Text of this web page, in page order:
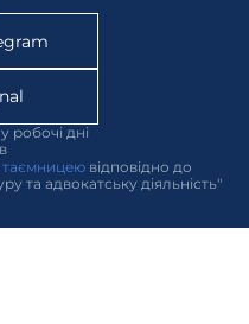
робочі дні
таємницею відповідно до
та адвокатську діяльність"